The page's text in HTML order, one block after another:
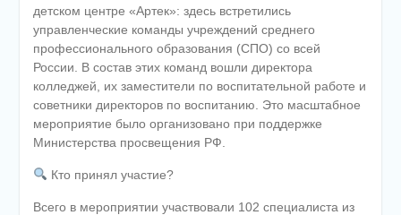
детском центре «Артек»: здесь встретились
управленческие команды учреждений среднего
профессионального образования (СПО) со всей
России. В состав этих команд вошли директора
колледжей, их заместители по воспитательной работе и
советники директоров по воспитанию. Это масштабное
мероприятие было организовано при поддержке
Министерства просвещения РФ.
Кто принял участие?
Всего в мероприятии участвовали 102 специалиста из